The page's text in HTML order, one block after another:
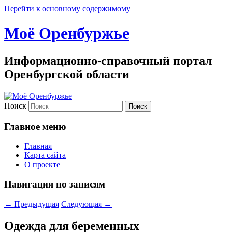
Перейти к основному содержимому
Моё Оренбуржье
Информационно-справочный портал
Оренбургской области
Поиск
Главное меню
Главная
Карта сайта
О проекте
Навигация по записям
← Предыдущая Следующая →
Одежда для беременных